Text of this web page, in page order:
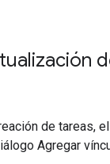
de tareas,
Agregar